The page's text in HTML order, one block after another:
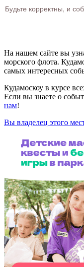
Будьте корректны, и
На нашем сайте вы
морского флота.
самых интересных
Кудамоскоу в курсе
Если вы знаете о
нам!
Вы владелец этого